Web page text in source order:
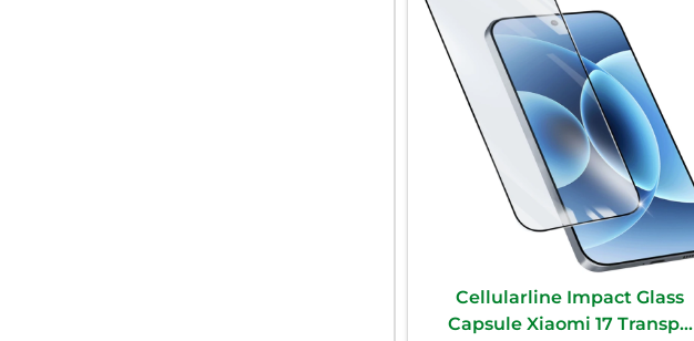
Cellularline Impact Glass
Capsule Xiaomi 17 Transp...